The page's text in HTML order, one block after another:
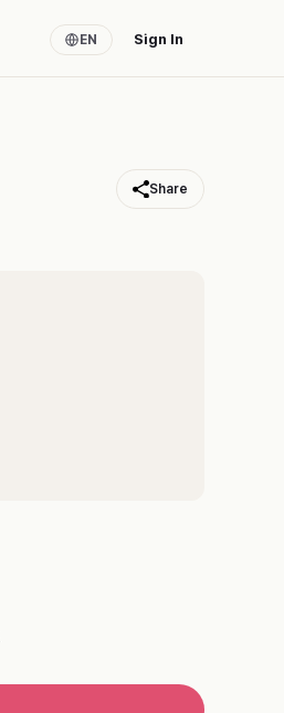
EN Sign In
Share